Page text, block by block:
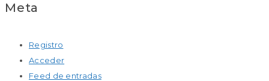
Meta
Registro
Acceder
Feed de entradas